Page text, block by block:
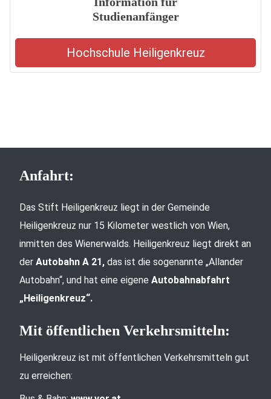
Studienanfänger
Hochschule Heiligenkreuz
Anfahrt:
Das Stift Heiligenkreuz liegt in der Gemeinde
Heiligenkreuz nur 15 Kilometer westlich von Wien,
inmitten des Wienerwalds. Heiligenkreuz liegt direkt an
der Autobahn A 21, das ist die sogenannte „Allander
Autobahn“, und hat eine eigene Autobahnabfahrt
„Heiligenkreuz“.
Mit öffentlichen Verkehrsmitteln:
Heiligenkreuz ist mit öffentlichen Verkehrsmitteln gut
zu erreichen: